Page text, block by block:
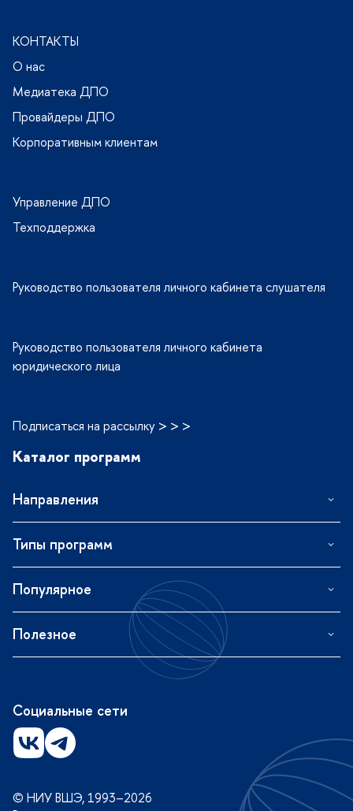
КОНТАКТЫ
О нас
Медиатека ДПО
Провайдеры ДПО
Корпоративным клиентам
Управление ДПО
Техподдержка
Руководство пользователя личного кабинета слушателя
Руководство пользователя личного кабинета
юридического лица
Подписаться на рассылку > > >
Каталог программ
Направления
Типы программ
Популярное
Полезное
Социальные сети
© НИУ ВШЭ, 1993–2026